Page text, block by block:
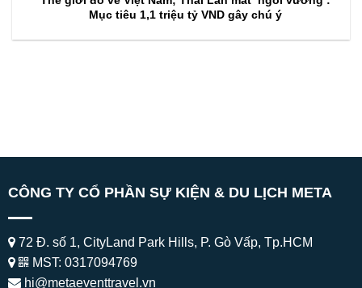
Mục tiêu 1,1 triệu tỷ VND gây chú ý
CÔNG TY CỔ PHẦN SỰ KIỆN & DU LỊCH META
72 Đ. số 1, CityLand Park Hills, P. Gò Vấp, Tp.HCM
MST: 0317094769
hi@metaeventtravel.vn